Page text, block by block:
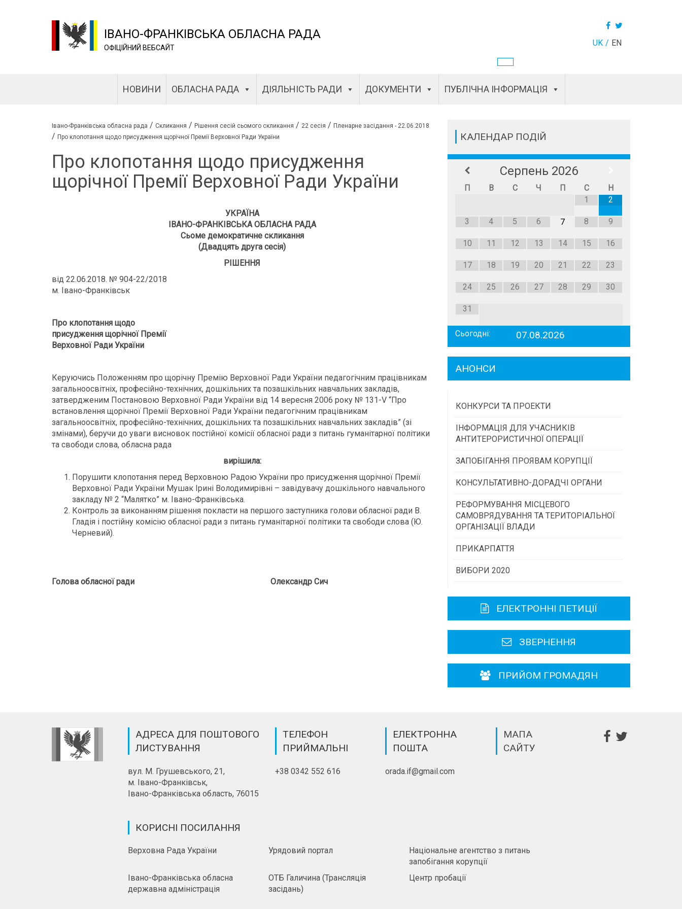
ІВАНО-ФРАНКІВСЬКА ОБЛАСНА РАДА
ОФІЦІЙНИЙ ВЕБСАЙТ UK EN
НОВИНИ ОБЛАСНА РАДА ДІЯЛЬНІСТЬ РАДИ ДОКУМЕНТИ ПУБЛІЧНА ІНФОРМАЦІЯ
Івано-Франківська обласна рада / Скликання / Рішення сесій сьомого скликання / 22 сесія / Пленарне засідання - 22.06.2018
/ Про клопотання щодо присудження щорічної Премії Верховної Ради України
Про клопотання щодо присудження
щорічної Премії Верховної Ради України
УКРАЇНА
ІВАНО-ФРАНКІВСЬКА ОБЛАСНА РАДА
Сьоме демократичне скликання
(Двадцять друга сесія)
РІШЕННЯ
від 22.06.2018. № 904-22/2018
м. Івано-Франківськ
Про клопотання щодо
присудження щорічної Премії
Верховної Ради України
Керуючись Положенням про щорічну Премію Верховної Ради України педагогічним працівникам
загальноосвітніх, професійно-технічних, дошкільних та позашкільних навчальних закладів,
затвердженим Постановою Верховної Ради України від 14 вересня 2006 року № 131-V “Про
встановлення щорічної Премії Верховної Ради України педагогічним працівникам
загальноосвітніх, професійно-технічних, дошкільних та позашкільних навчальних закладів” (зі
змінами), беручи до уваги висновок постійної комісії обласної ради з питань гуманітарної політики
та свободи слова, обласна рада
вирішила:
Порушити клопотання перед Верховною Радою України про присудження щорічної Премії
Верховної Ради України Мушак Ірині Володимирівні – завідувачу дошкільного навчального
закладу № 2 “Малятко” м. Івано-Франківська.
Контроль за виконанням рішення покласти на першого заступника голови обласної ради В.
Гладія і постійну комісію обласної ради з питань гуманітарної політики та свободи слова (Ю.
Черневий).
Голова обласної ради Олександр Сич
КАЛЕНДАР ПОДІЙ
Серпень 2026
П В С Ч П С
Н
1
2
3 4 5 6 7 8 9
10 11 12 13 14 15 16
17 18 19 20 21 22 23
24 25 26 27 28 29 30
31
Сьогодні: 07.08.2026
АНОНСИ
КОНКУРСИ ТА ПРОЕКТИ
Конкурс проектів та програм місцевого
самоврядування
суспільства
Програми/конкурси МТД
ІНФОРМАЦІЯ ДЛЯ УЧАСНИКІВ
АНТИТЕРОРИСТИЧНОЇ ОПЕРАЦІЇ
ЗАПОБІГАННЯ ПРОЯВАМ КОРУПЦІЇ
КОНСУЛЬТАТИВНО-ДОРАДЧІ ОРГАНИ
Консультативна рада
РЕФОРМУВАННЯ МІСЦЕВОГО
САМОВРЯДУВАННЯ ТА ТЕРИТОРІАЛЬНОЇ
ОРГАНІЗАЦІЇ ВЛАДИ
ПРИКАРПАТТЯ
Історична довідка
Карта області
Районні, міські ради
ВИБОРИ 2020
ЕЛЕКТРОННІ ПЕТИЦІЇ
ЗВЕРНЕННЯ
ПРИЙОМ ГРОМАДЯН
АДРЕСА ДЛЯ ПОШТОВОГО
ЛИСТУВАННЯ
вул. М. Грушевського, 21,
м. Івано-Франківськ,
Івано-Франківська область, 76015
ТЕЛЕФОН
ПРИЙМАЛЬНІ
+38 0342 552 616
ЕЛЕКТРОННА
ПОШТА
orada.if@gmail.com
МАПА
САЙТУ
КОРИСНІ ПОСИЛАННЯ
Верховна Рада України Урядовий портал
Національне агентство з питань
запобігання корупції
Івано-Франківська обласна
державна адміністрація
ОТБ Галичина (Трансляція
засідань)
Центр пробації